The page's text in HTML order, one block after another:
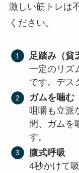
激しい筋トレは
ください。
足踏み（貧
一定のリズ
です。デス
ガムを噛む
咀嚼も立派
間、ガムを
す。
腹式呼吸
4秒かけて